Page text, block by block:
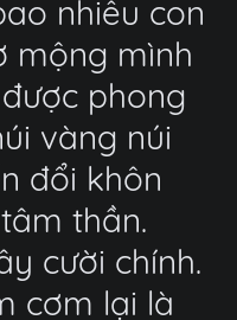
nhiêu con
mộng mình
phong
vàng núi
đổi khôn
thần.
cười chính.
cơm lại là